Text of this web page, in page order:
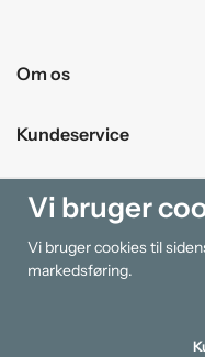
Om os
Kundeservice
Handle ind
Information
Vi bruger
Vi bruger cookies til
markedsføring.